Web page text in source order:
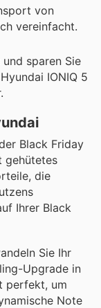
von
vereinfacht.
sparen Sie
IONIQ 5
Black Friday
gehütetes
die
Ihrer Black
Sie Ihr
Upgrade in
perfekt, um
Note